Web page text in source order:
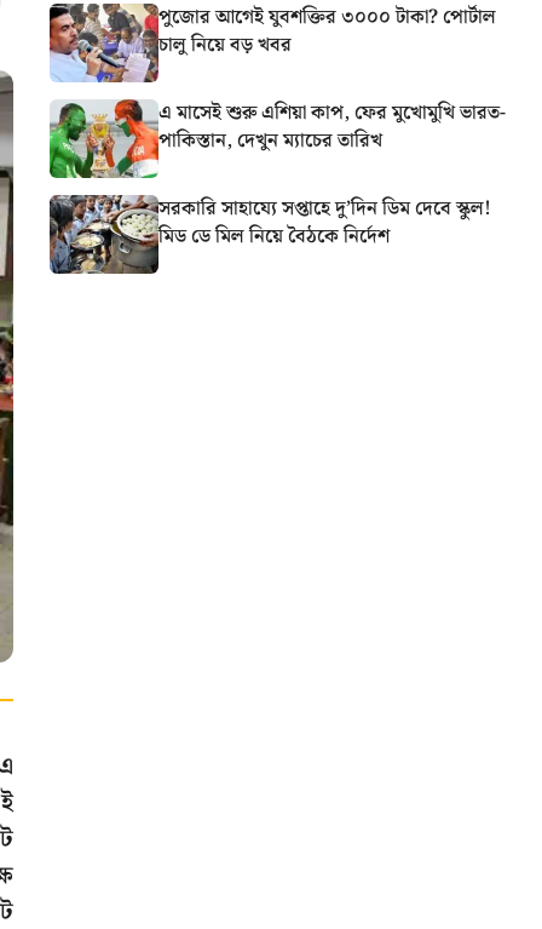
পুজোর আগেই যুবশক্তির ৩০০০ টাকা? পোর্টাল
চালু নিয়ে বড় খবর
এ মাসেই শুরু এশিয়া কাপ, ফের মুখোমুখি ভারত-
পাকিস্তান, দেখুন ম্যাচের তারিখ
সরকারি সাহায্যে সপ্তাহে দু’দিন ডিম দেবে স্কুল!
মিড ডে মিল নিয়ে বৈঠকে নির্দেশ